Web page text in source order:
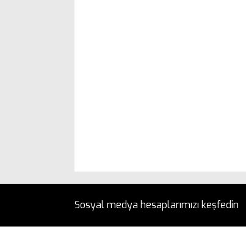
Sosyal medya hesaplarımızı keşfedin